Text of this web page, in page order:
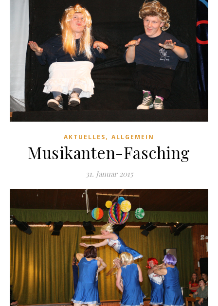
AKTUELLES, ALLGEMEIN
Musikanten-Fasching
31. Januar 2015